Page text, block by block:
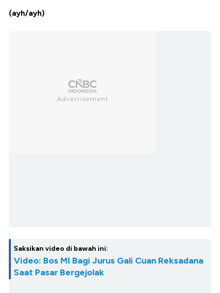
(ayh/ayh)
Saksikan video di bawah ini:
Video: Bos MI Bagi Jurus Gali Cuan Reksadana
Saat Pasar Bergejolak